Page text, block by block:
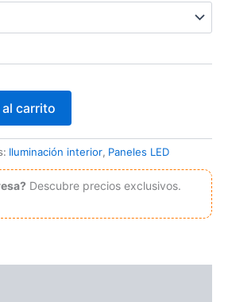
carrito
Iluminación interior, Paneles LED
Descubre precios exclusivos.